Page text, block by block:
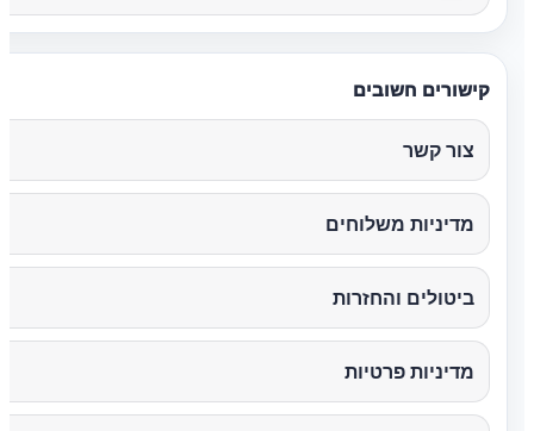
קישורים חשובים
צור קשר
מדיניות משלוחים
ביטולים והחזרות
מדיניות פרטיות